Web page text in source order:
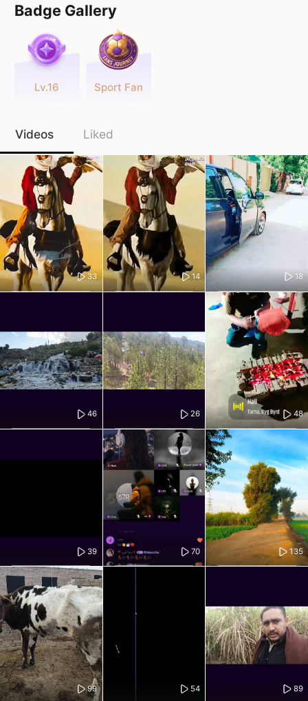
Badge Gallery
Lv.16 Sport Fan
Videos Liked
33 14 18
46 26 48
39 70 135
99 54 89